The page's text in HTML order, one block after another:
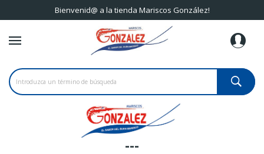
Bienvenid@ a la tienda Mariscos González!
---